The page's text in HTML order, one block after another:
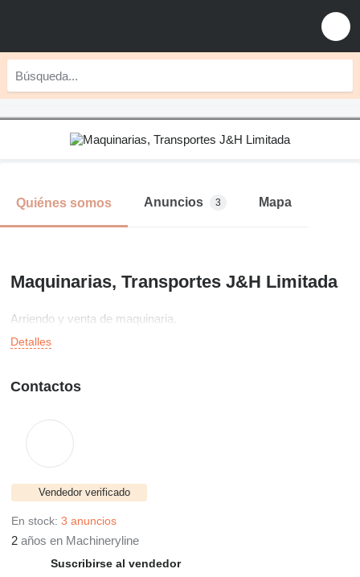
Quiénes somos Anuncios 3 Mapa
Maquinarias, Transportes J&H Limitada
Arriendo y venta de maquinaria.
Detalles
Contactos
Vendedor verificado
En stock: 3 anuncios
2 años en Machineryline
Suscribirse al vendedor